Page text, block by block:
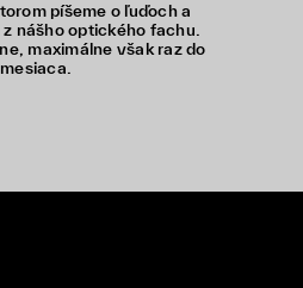
píšeme o ľuďoch a
nášho optického fachu.
maximálne však raz do
mesiaca.